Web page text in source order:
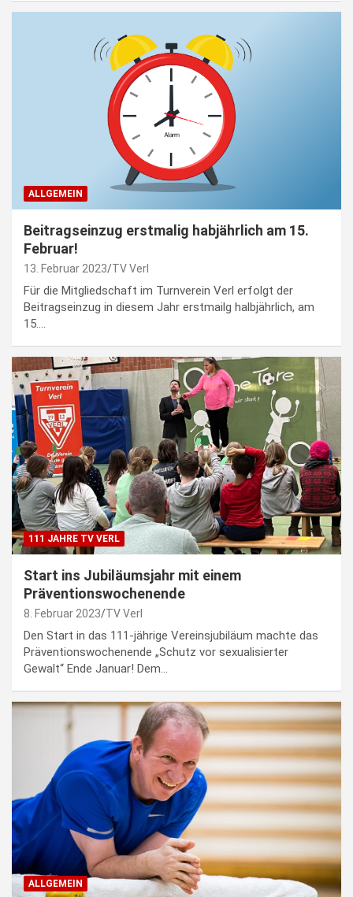
ALLGEMEIN
Beitragseinzug erstmalig habjährlich am 15.
Februar!
13. Februar 2023 TV Verl
Für die Mitgliedschaft im Turnverein Verl erfolgt der
Beitragseinzug in diesem Jahr erstmailg halbjährlich, am
15.…
111 JAHRE TV VERL
Start ins Jubiläumsjahr mit einem
Präventionswochenende
8. Februar 2023 TV Verl
Den Start in das 111-jährige Vereinsjubiläum machte das
Präventionswochenende „Schutz vor sexualisierter
Gewalt“ Ende Januar! Dem…
ALLGEMEIN